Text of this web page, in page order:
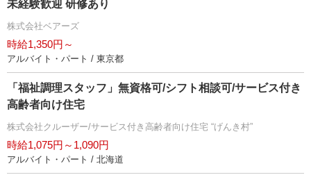
未経験歓迎 研修あり
株式会社ベアーズ
時給1,350円～
アルバイト・パート / 東京都
「福祉調理スタッフ」無資格可/シフト相談可/サービス付き
高齢者向け住宅
株式会社クルーザー/サービス付き高齢者向け住宅 “げんき村”
時給1,075円～1,090円
アルバイト・パート / 北海道